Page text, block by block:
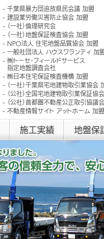
千葉県暴力団追放県民会議 加盟
建設業労働災害防止協会 加盟
（一社）倫理研究会
（一社）地盤保証検査協会 加盟
NPO法人 住宅地盤品質協会 加盟
一般社団法人 ハウスワランティ 加
㈱トーセ･フィールドサービス
指定地盤調査会社
㈱日本住宅保証検査機構 加盟
（一社）千葉県宅地建物取引業協会
（公社）全国宅地建物取引業保証協
（公社）首都圏不動産公正取引協議
不動産情報サイト アットホーム 加盟
施工実績 地盤保